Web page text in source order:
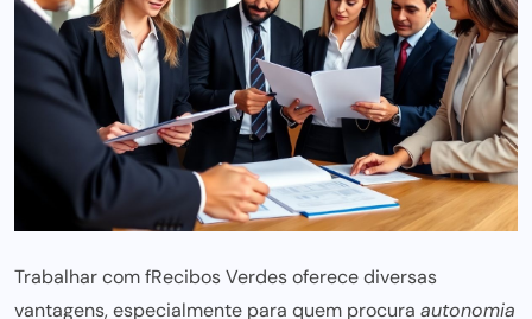
Trabalhar com fRecibos Verdes oferece diversas
vantagens, especialmente para quem procura autonomia